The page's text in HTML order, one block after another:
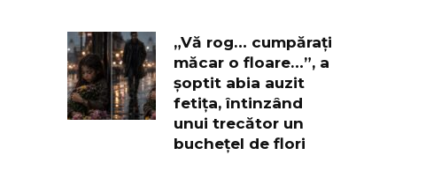
„Vă rog… cumpărați
măcar o floare…”, a
șoptit abia auzit
fetița, întinzând
unui trecător un
buchețel de flori